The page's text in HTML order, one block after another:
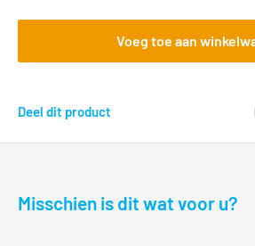
Voeg toe aan
Deel dit product
Misschien is dit wat voor u?